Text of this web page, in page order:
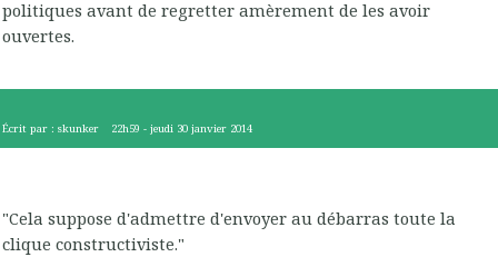
politiques avant de regretter amèrement de les avoir
ouvertes.
Écrit par : skunker 22h59 -jeudi 30 janvier 2014
"Cela suppose d'admettre d'envoyer au débarras toute la
clique constructiviste."